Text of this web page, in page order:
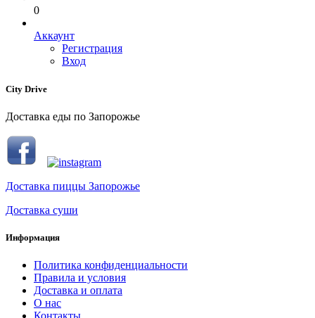
0
Аккаунт
Регистрация
Вход
City Drive
Доставка еды по Запорожье
Доставка пиццы Запорожье
Доставка суши
Информация
Политика конфиденциальности
Правила и условия
Доставка и оплата
О нас